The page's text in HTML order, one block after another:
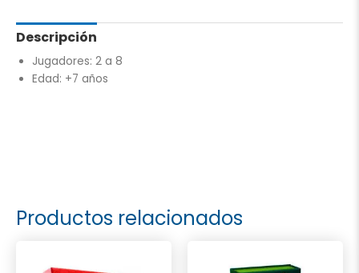
Descripción
Jugadores: 2 a 8
Edad: +7 años
Productos relacionados